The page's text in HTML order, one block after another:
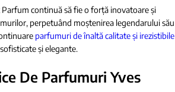
Parfum continuă să fie o forță inovatoare și
perpetuând moștenirea legendarului său
parfumuri de înaltă calitate și irezistibile
sofisticate și elegante.
De Parfumuri Yves